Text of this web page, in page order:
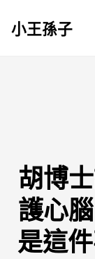
小王孫子
胡博
護心
是這